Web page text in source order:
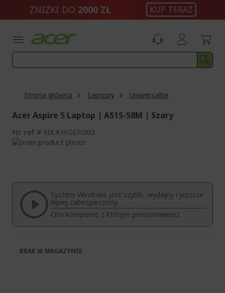
ZNIŻKI DO 2000 ZŁ KUP TERAZ
Strona główna Laptopy Uniwersalne
Acer Aspire 5 Laptop | A515-58M | Szary
Nr ref NX.KHGEP.003
Przejdź
galerii
System Windows jest szybki, wydajny i jeszcze
lepiej zabezpieczony.
Oto komputer, z którym porozmawiasz.
BRAK W MAGAZYNIE